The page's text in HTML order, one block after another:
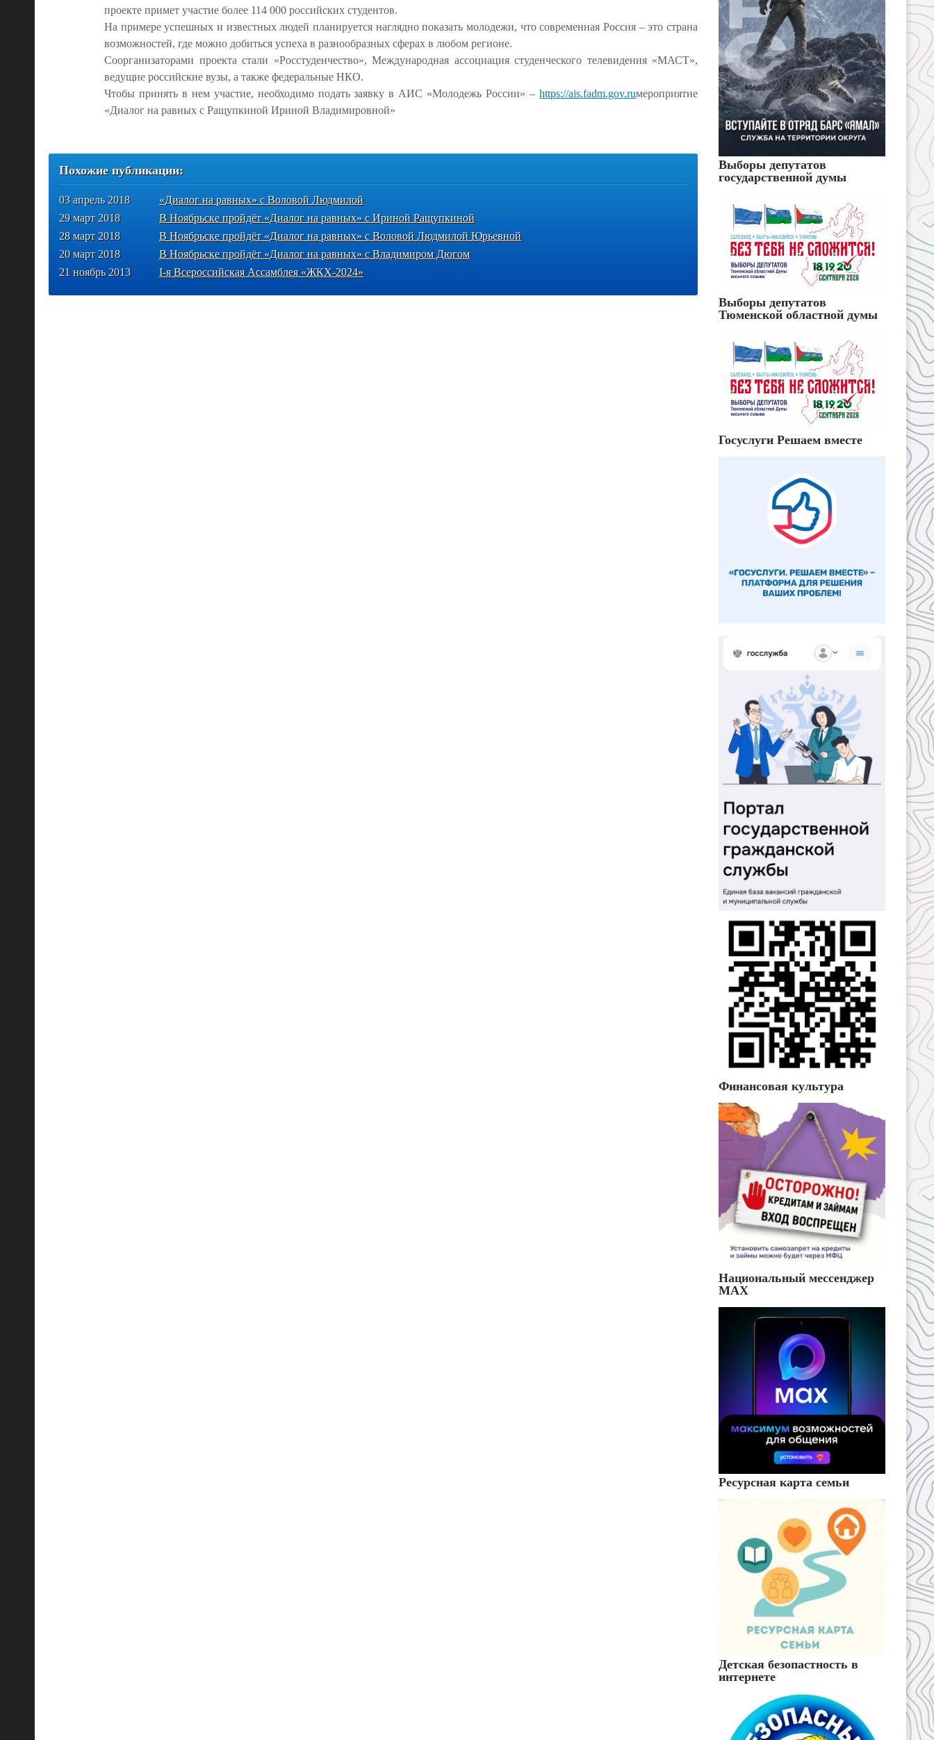
проекте примет участие более 114 000 российских студентов.
На примере успешных и известных людей планируется наглядно показать молодежи, что современная Россия – это страна
возможностей, где можно добиться успеха в разнообразных сферах в любом регионе.
Соорганизаторами проекта стали «Росстуденчество», Международная ассоциация студенческого телевидения «МАСТ»,
ведущие российские вузы, а также федеральные НКО.
Чтобы принять в нем участие, необходимо подать заявку в АИС «Молодежь России» – https://ais.fadm.gov.ruмероприятие
«Диалог на равных с Ращупкиной Ириной Владимировной»
Похожие публикации:
03 апрель 2018
«Диалог на равных» с Воловой Людмилой
29 март 2018
В Ноябрьске пройдёт «Диалог на равных» с Ириной Ращупкиной
28 март 2018
В Ноябрьске пройдёт «Диалог на равных» с Воловой Людмилой Юрьевной
20 март 2018
В Ноябрьске пройдёт «Диалог на равных» с Владимиром Дюгом
21 ноябрь 2013
I-я Всероссийская Ассамблея «ЖКХ-2024»
Выборы депутатов
государственной думы
Выборы депутатов
Тюменской областной думы
Госуслуги Решаем вместе
Финансовая культура
Национальный мессенджер
MAX
Ресурсная карта семьи
Детская безопастность в
интернете